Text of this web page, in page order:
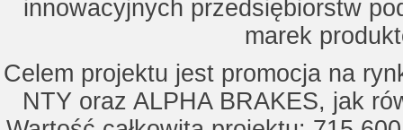
innowacyjnych przedsiębiorstw
marek
Celem projektu jest promocja na
NTY oraz ALPHA BRAKES, jak